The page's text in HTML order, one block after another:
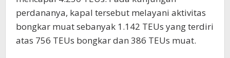
perdananya, kapal tersebut melayani aktivitas
bongkar muat sebanyak 1.142 TEUs yang terdiri
atas 756 TEUs bongkar dan 386 TEUs muat.